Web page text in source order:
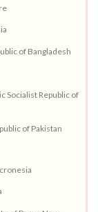
of Bangladesh
Socialist Republic of
of Pakistan